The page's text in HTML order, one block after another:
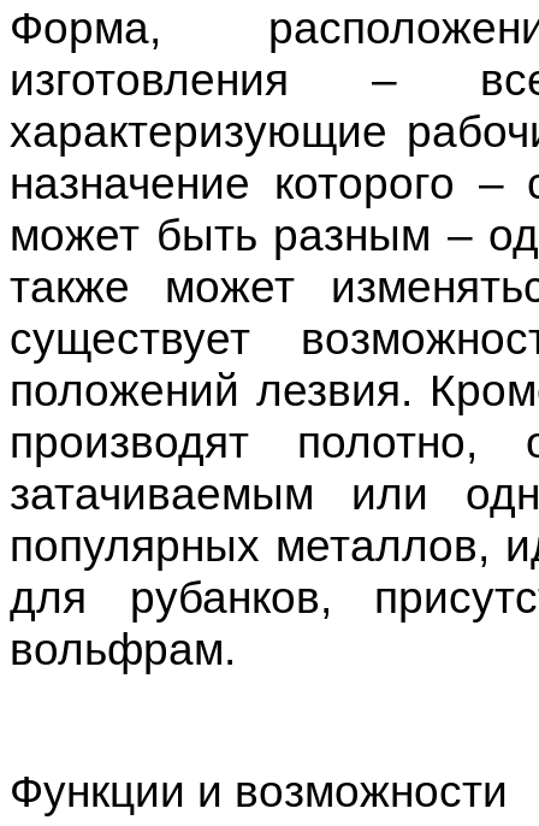
Форма,
изготовления –
характеризующие
назначение которого –
может быть разным –
также может
существует
положений лезвия.
производят
затачиваемым или
популярных металлов,
для рубанков,
вольфрам.
Функции и возможности